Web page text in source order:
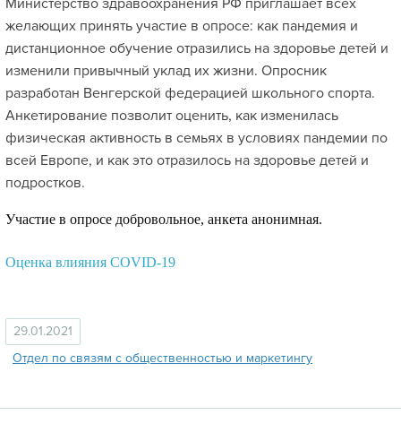
Министерство здравоохранения РФ приглашает всех
желающих принять участие в опросе: как пандемия и
дистанционное обучение отразились на здоровье детей и
изменили привычный уклад их жизни. Опросник
разработан Венгерской федерацией школьного спорта.
Анкетирование позволит оценить, как изменилась
физическая активность в семьях в условиях пандемии по
всей Европе, и как это отразилось на здоровье детей и
подростков.
Участие в опросе добровольное, анкета анонимная.
Оценка влияния COVID-19
29.01.2021
Отдел по связям с общественностью и маркетингу